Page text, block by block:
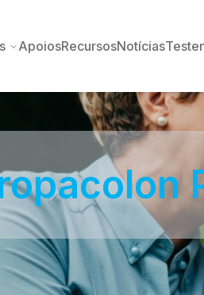
ApoiosRecursosNotícias